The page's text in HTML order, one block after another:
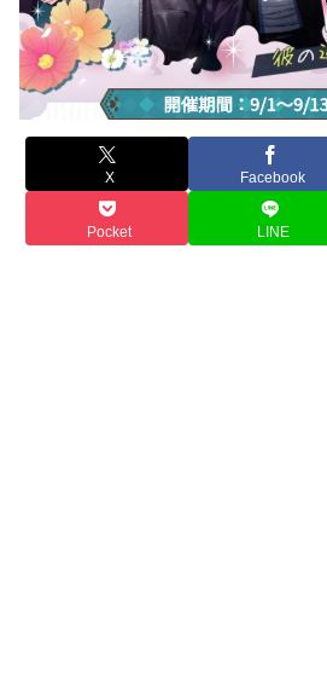
X Facebook
Pocket LINE